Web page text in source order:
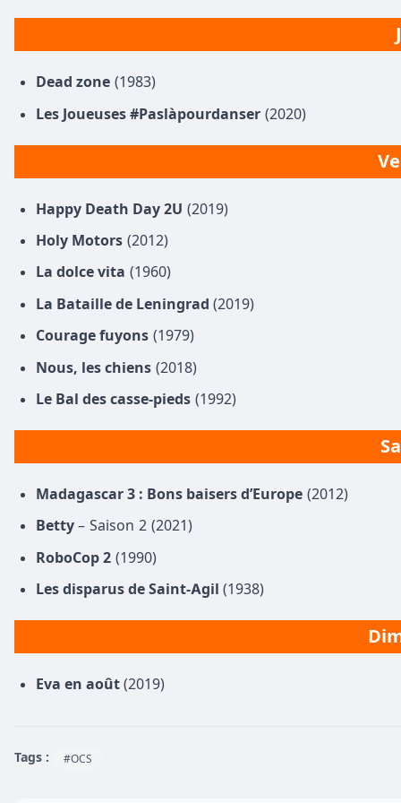
Dead zone (1983)
Les Joueuses #Paslàpourdanser (2020)
Happy Death Day 2U (2019)
Holy Motors (2012)
La dolce vita (1960)
La Bataille de Leningrad (2019)
Courage fuyons (1979)
Nous, les chiens (2018)
Le Bal des casse-pieds (1992)
Madagascar 3 : Bons baisers d’Europe (2012)
Betty – Saison 2 (2021)
RoboCop 2 (1990)
Les disparus de Saint-Agil (1938)
Eva en août (2019)
Tags : #OCS